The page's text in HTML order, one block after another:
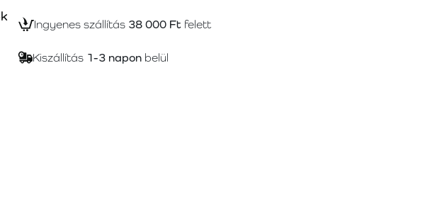
Ingyenes szállítás 38 000 Ft felett
Kiszállítás 1-3 napon belül